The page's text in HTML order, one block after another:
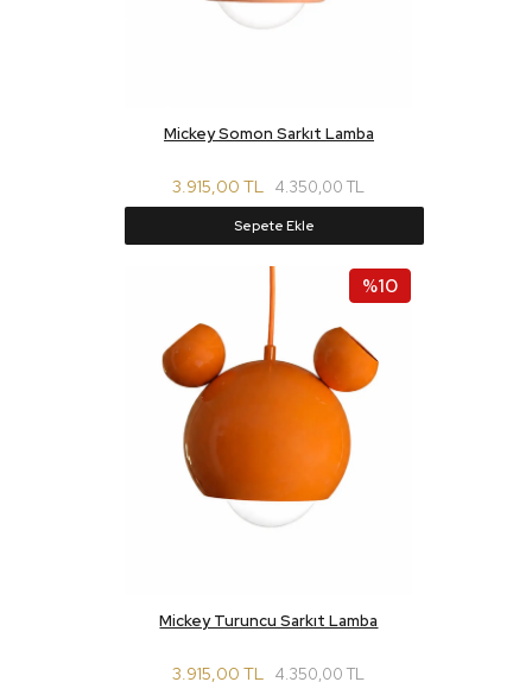
Mickey Somon Sarkıt Lamba
3.915,00 TL 4.350,00 TL
Sepete Ekle
Mickey Turuncu Sarkıt Lamba
3.915,00 TL 4.350,00 TL
%10